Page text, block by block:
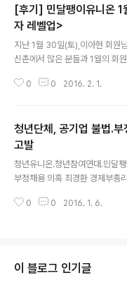
[후기] 민달팽이유니온 1
자 레벨업>
지난 1월 30일(토),이아현 회원
신촌에서 많은 분들과 1월의 회
이자 세입자의 권리에 대해 알아
이 오가는 풍성한 모임이 되었습
담팀장과 집 구하면서 고려해야
해서 이야기를 나누었습니다. (
시면 됩니다.) 계약이 성사되었
부하는 것을 의미하는 게 아니라
황을 의미합니다. 하지만 그 전에
0 0 2016. 2. 1.
청년단체, 공기업 불법․
고발
청년유니온․청년참여연대․민달
부정채용 의혹 최경환 경제부총
앙지검 현관 앞 ▲ 사진출처 : 뉴
민달팽이유니온과 함께 참여한
철저한 수사를 촉구합니다. 최
0 0 2016. 1. 6.
이 블로그 인기글